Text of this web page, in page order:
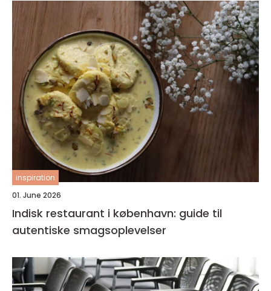
inspiration
01. June 2026
Indisk restaurant i københavn: guide til
autentiske smagsoplevelser